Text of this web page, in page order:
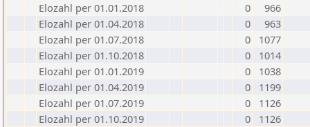
Elozahl per 01.01.2018
0
966
Elozahl per 01.04.2018
0
963
Elozahl per 01.07.2018
0
1077
Elozahl per 01.10.2018
0
1014
Elozahl per 01.01.2019
0
1038
Elozahl per 01.04.2019
0
1199
Elozahl per 01.07.2019
0
1126
Elozahl per 01.10.2019
0
1126